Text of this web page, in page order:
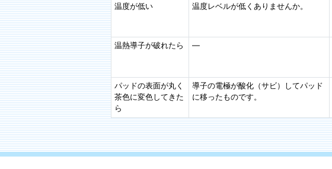
温度が低い 温度レベルが低くありませんか。
温熱導子が破れたら
—
パッドの表面が丸く
茶色に変色してきた
ら
導子の電極が酸化（サビ）してパッド
に移ったものです。